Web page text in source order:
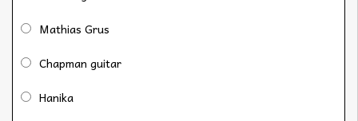
Mathias Grus
Chapman guitar
Hanika